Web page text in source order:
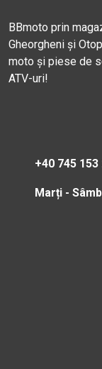
BBmoto prin
Gheorgheni și
moto și piese de
ATV-uri!
+40 745 153
Marți -